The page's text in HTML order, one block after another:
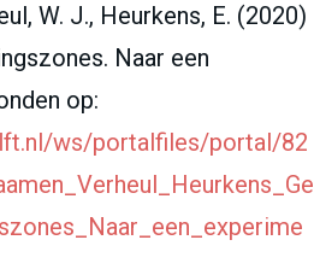
W. J., Heurkens, E. (2020)
Naar een
op:
ws/portalfiles/portal/82